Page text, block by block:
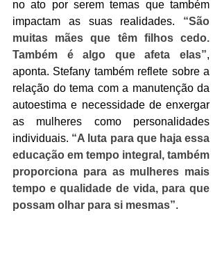
no ato por serem temas que também
impactam as suas realidades. “São
muitas mães que têm filhos cedo.
Também é algo que afeta elas”,
aponta. Stefany também reflete sobre a
relação do tema com a manutenção da
autoestima e necessidade de enxergar
as mulheres como personalidades
individuais. “A luta para que haja essa
educação em tempo integral, também
proporciona para as mulheres mais
tempo e qualidade de vida, para que
possam olhar para si mesmas”.